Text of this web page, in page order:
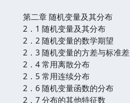
第二章 随机变量及其分布
2．1 随机变量及其分布
2．2 随机变量的数学期望
2．3 随机变量的方差与标准差
2．4 常用离散分布
2．5 常用连续分布
2．6 随机变量函数的分布
2．7 分布的其他特征数